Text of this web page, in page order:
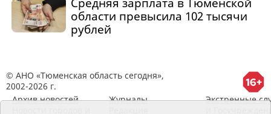
области превысила 102 тысячи
рублей
© АНО «Тюменская область сегодня»,
2002-2026 г.
Архив новостей
Журналы
Экстренные